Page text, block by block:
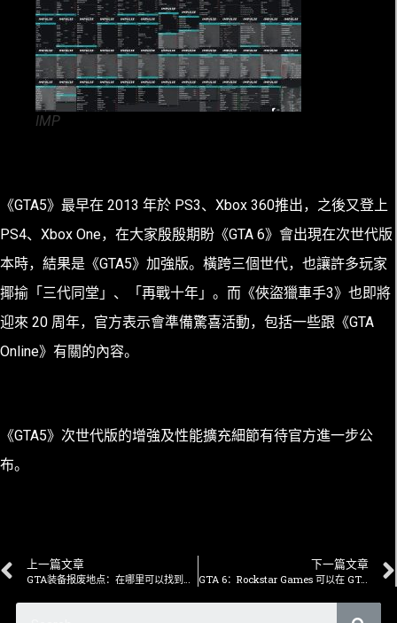
IMP
《GTA5》最早在 2013 年於 PS3、Xbox 360推出，之後又登上
PS4、Xbox One，在大家殷殷期盼《GTA 6》會出現在次世代版
本時，結果是《GTA5》加強版。橫跨三個世代，也讓許多玩家
揶揄「三代同堂」、「再戰十年」。而《俠盜獵車手3》也即將
迎來 20 周年，官方表示會準備驚喜活動，包括一些跟《GTA
Online》有關的內容。
《GTA5》次世代版的增強及性能擴充細節有待官方進一步公
布。
上一篇文章
GTA装备报废地点：在哪里可以找到海难收藏品
下一篇文章
GTA 6：Rockstar Games 可以在 GTA 5 上添加哪些新功能？